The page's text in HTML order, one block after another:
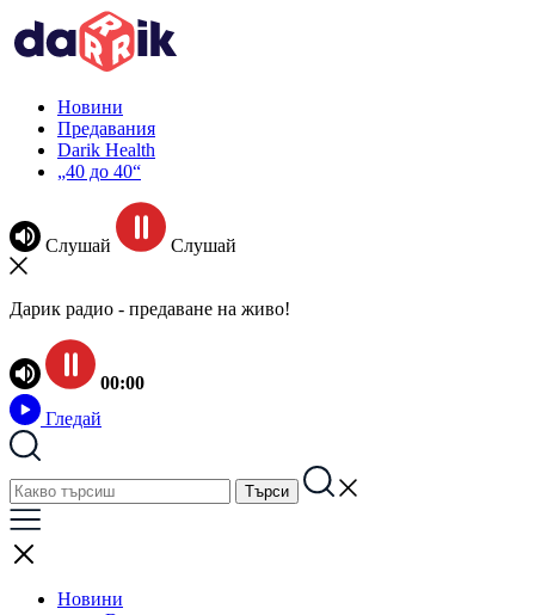
Новини
Предавания
Darik Health
„40 до 40“
Слушай Слушай
Дарик радио - предаване на живо!
00:00
Гледай
Новини